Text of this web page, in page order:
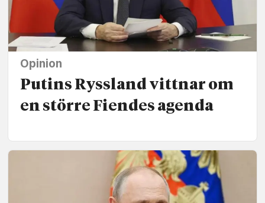
Opinion
Putins Ryssland vittnar om
en större Fiendes agenda